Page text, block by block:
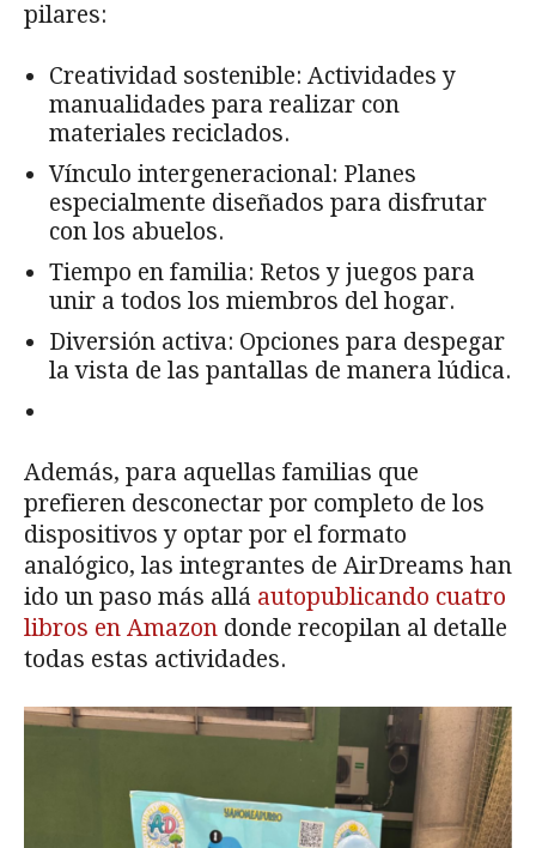
pilares:
Creatividad sostenible: Actividades y
manualidades para realizar con
materiales reciclados.
Vínculo intergeneracional: Planes
especialmente diseñados para disfrutar
con los abuelos.
Tiempo en familia: Retos y juegos para
unir a todos los miembros del hogar.
Diversión activa: Opciones para despegar
la vista de las pantallas de manera lúdica.
Además, para aquellas familias que
prefieren desconectar por completo de los
dispositivos y optar por el formato
analógico, las integrantes de AirDreams han
ido un paso más allá autopublicando cuatro
libros en Amazon donde recopilan al detalle
todas estas actividades.